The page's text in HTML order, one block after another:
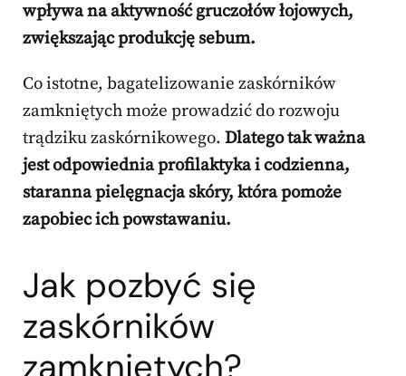
wpływa na aktywność gruczołów łojowych,
zwiększając produkcję sebum.
Co istotne, bagatelizowanie zaskórników
zamkniętych może prowadzić do rozwoju
trądziku zaskórnikowego. Dlatego tak ważna
jest odpowiednia profilaktyka i codzienna,
staranna pielęgnacja skóry, która pomoże
zapobiec ich powstawaniu.
Jak pozbyć się
zaskórników